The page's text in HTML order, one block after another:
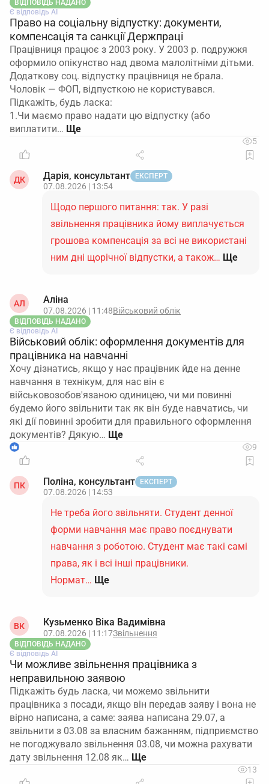
ВІДПОВІДЬ НАДАНО
Є відповідь АІ
Право на соціальну відпустку: документи,
компенсація та санкції Держпраці
Працівниця працює з 2003 року. У 2003 р. подружжя
оформило опікунство над двома малолітніми дітьми.
Додаткову соц. відпустку працівниця не брала.
Чоловік — ФОП, відпусткою не користувався.
Підкажіть, будь ласка:
1.Чи маємо право надати цю відпустку (або
виплатити…
5
ДК Дарія, консультант ЕКСПЕРТ
07.08.2026 | 13:54
Щодо першого питання: так. У разі
звільнення працівника йому виплачується
грошова компенсація за всі не використані
ним дні щорічної відпустки, а також… Ще
АЛ Аліна
07.08.2026 | 11:48Військовий облік
ВІДПОВІДЬ НАДАНО
Є відповідь АІ
Військовий облік: оформлення документів для
працівника на навчанні
Хочу дізнатись, якщо у нас працівник йде на денне
навчання в технікум, для нас він є
військовозобов'язаною одиницею, чи ми повинні
будемо його звільнити так як він буде навчатись, чи
які дії повинні зробити для правильного оформлення
документів? Дякую…
1 9
ПК Поліна, консультант ЕКСПЕРТ
07.08.2026 | 14:53
Не треба його звільняти. Студент денної
форми навчання має право поєднувати
навчання з роботою. Студент має такі самі
права, як і всі інші працівники.
Нормат… Ще
ВК Кузьменко Віка Вадимівна
07.08.2026 | 11:17Звільнення
ВІДПОВІДЬ НАДАНО
Є відповідь АІ
Чи можливе звільнення працівника з
неправильною заявою
Підкажіть будь ласка, чи можемо звільнити
працівника з посади, якщо він передав заяву і вона не
вірно написана, а саме: заява написана 29.07, а
звільнити з 03.08 за власним бажанням, підприємство
не погоджувало звільнення 03.08, чи можна рахувати
дату звільнення 12.08 як…
13